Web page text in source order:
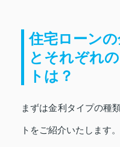
住宅ローン
とそれぞれ
トは？
まずは金利タイプの種
トをご紹介いたします。